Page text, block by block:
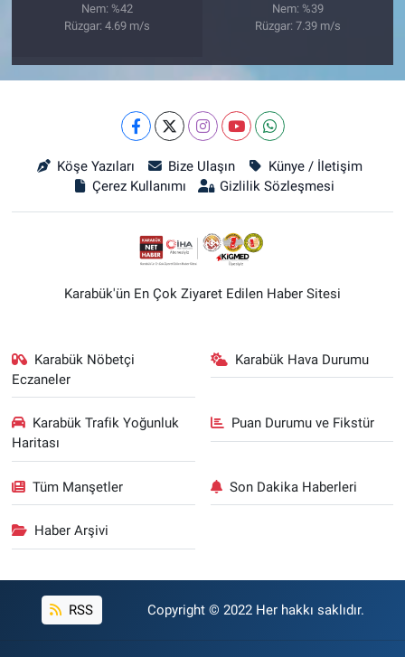
Nem: %42
Rüzgar: 4.69 m/s
Nem: %39
Rüzgar: 7.39 m/s
Köşe Yazıları Bize Ulaşın
Künye / İletişim
Çerez Kullanımı
Gizlilik Sözleşmesi
Karabük'ün En Çok Ziyaret Edilen Haber Sitesi
Karabük Nöbetçi
Eczaneler
Karabük Hava Durumu
Karabük Trafik Yoğunluk
Haritası
Puan Durumu ve Fikstür
Tüm Manşetler Son Dakika Haberleri
Haber Arşivi
RSS Copyright © 2022 Her hakkı saklıdır.